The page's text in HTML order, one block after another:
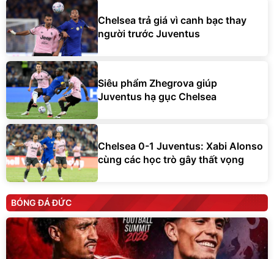
Chelsea trả giá vì canh bạc thay
người trước Juventus
Siêu phẩm Zhegrova giúp
Juventus hạ gục Chelsea
Chelsea 0-1 Juventus: Xabi Alonso
cùng các học trò gây thất vọng
BÓNG ĐÁ ĐỨC